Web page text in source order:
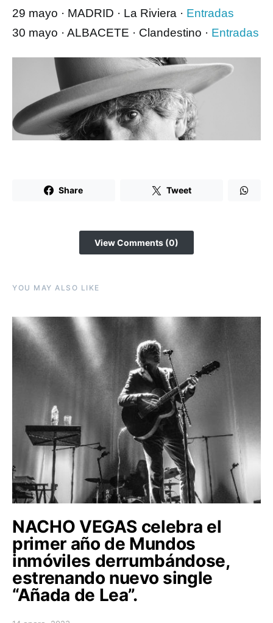
29 mayo · MADRID · La Riviera · Entradas
30 mayo · ALBACETE · Clandestino · Entradas
Share Tweet
View Comments (0)
YOU MAY ALSO LIKE
NACHO VEGAS celebra el
primer año de Mundos
inmóviles derrumbándose,
estrenando nuevo single
“Añada de Lea”.